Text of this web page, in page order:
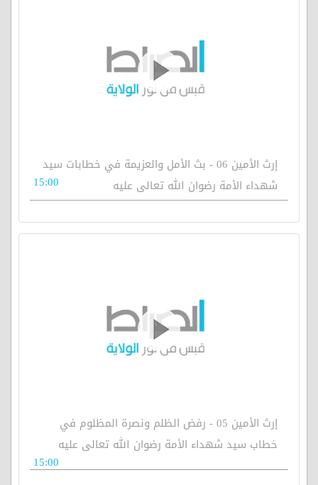
إرث الأمين 06 - بث الأمل والعزيمة في خطابات سيد
شهداء الأمة رضوان الله تعالى عليه
15:00
إرث الأمين 05 - رفض الظلم ونصرة المظلوم في
خطاب سيد شهداء الأمة رضوان الله تعالى عليه
15:00